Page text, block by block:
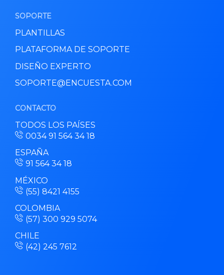
SOPORTE
PLANTILLAS
PLATAFORMA DE SOPORTE
DISEÑO EXPERTO
SOPORTE@ENCUESTA.COM
CONTACTO
TODOS LOS PAÍSES
0034 91 564 34 18
ESPAÑA
91 564 34 18
MÉXICO
(55) 8421 4155
COLOMBIA
(57) 300 929 5074
CHILE
(42) 245 7612